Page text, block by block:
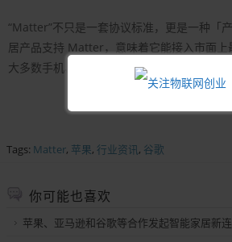
“Matter”不只是一套协议标准，更是一种「
居产品支持 Matter，意味着它能接入市面上
大多数手机、
进行互联。
Tags: Matter, 苹果, 行业资讯, 谷歌
你可能也喜欢
苹果、亚马逊和谷歌等合作发起智能家居新